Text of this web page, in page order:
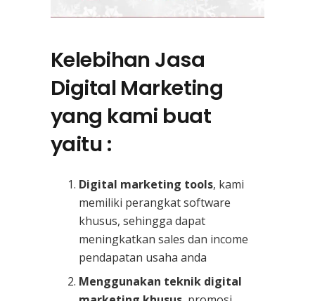
Kelebihan Jasa
Digital Marketing
yang kami buat
yaitu :
Digital marketing tools, kami
memiliki perangkat software
khusus, sehingga dapat
meningkatkan sales dan income
pendapatan usaha anda
Menggunakan teknik digital